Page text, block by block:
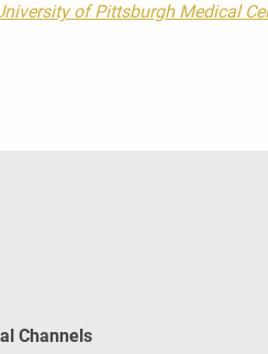
of Pittsburgh Medical
Channels